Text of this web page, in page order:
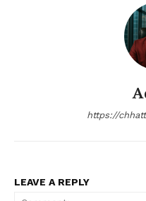
https://
LEAVE A REPLY